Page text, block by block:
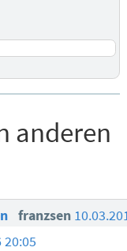
anderen
franzsen
20:05